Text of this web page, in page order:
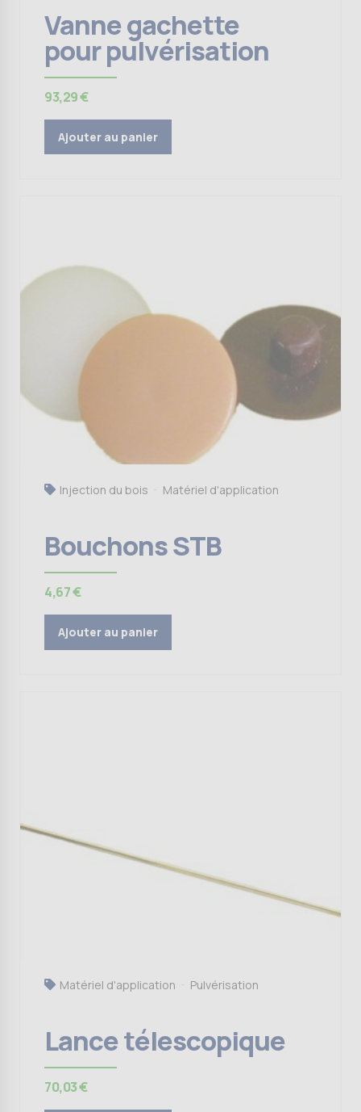
Vanne gachette
pour pulvérisation
93,29€
Ajouter au panier
Injection du bois Matériel d'application
Bouchons STB
4,67€
Ajouter au panier
Matériel d'application Pulvérisation
Lance télescopique
70,03€